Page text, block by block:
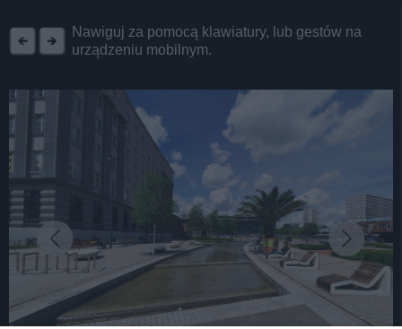
Nawiguj za pomocą klawiatury, lub gestów na
urządzeniu mobilnym.